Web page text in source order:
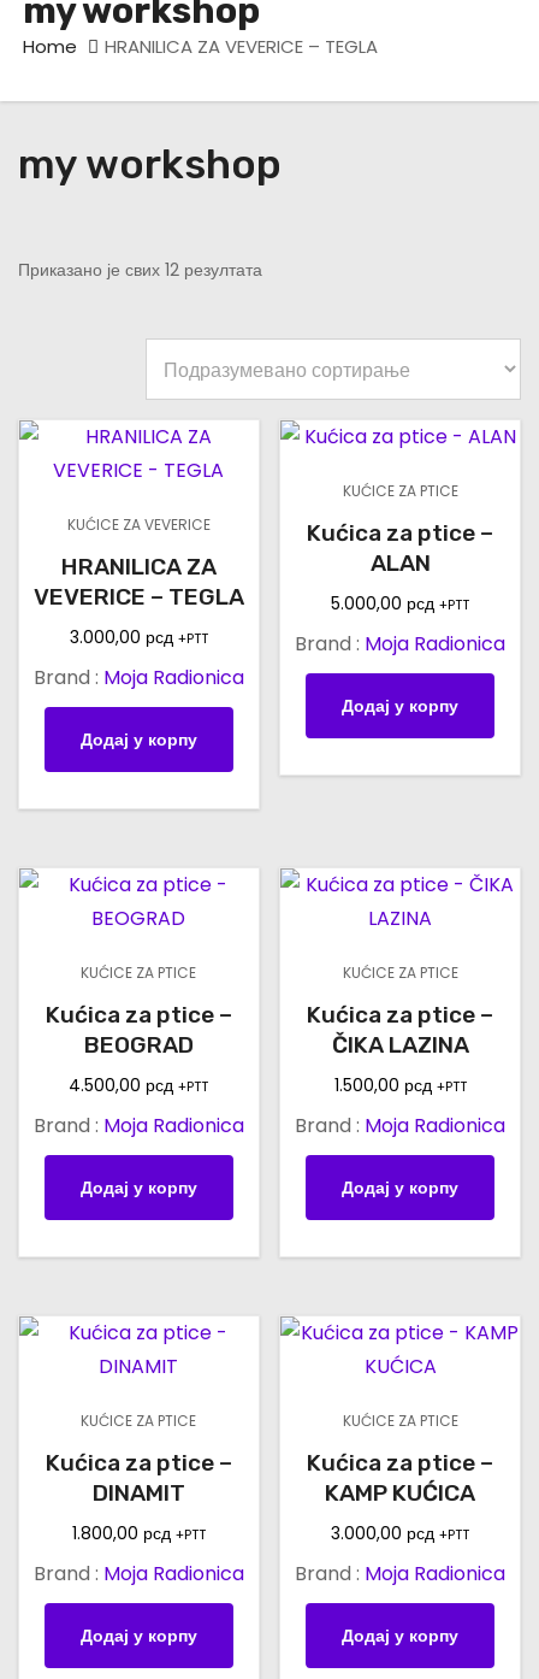
my workshop
Home HRANILICA ZA VEVERICE – TEGLA
my workshop
Приказано је свих 12 резултата
KUĆICE ZA VEVERICE
HRANILICA ZA
VEVERICE – TEGLA
3.000,00 рсд +PTT
Brand : Moja Radionica
Додај у корпу
KUĆICE ZA PTICE
Kućica za ptice –
ALAN
5.000,00 рсд +PTT
Brand : Moja Radionica
Додај у корпу
KUĆICE ZA PTICE
Kućica za ptice –
BEOGRAD
4.500,00 рсд +PTT
Brand : Moja Radionica
Додај у корпу
KUĆICE ZA PTICE
Kućica za ptice –
ČIKA LAZINA
1.500,00 рсд +PTT
Brand : Moja Radionica
Додај у корпу
KUĆICE ZA PTICE
Kućica za ptice –
DINAMIT
1.800,00 рсд +PTT
Brand : Moja Radionica
Додај у корпу
KUĆICE ZA PTICE
Kućica za ptice –
KAMP KUĆICA
3.000,00 рсд +PTT
Brand : Moja Radionica
Додај у корпу